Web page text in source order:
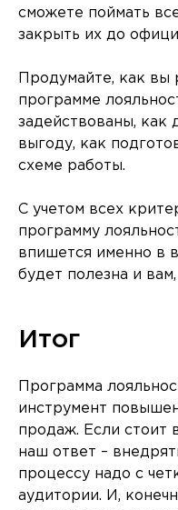
сможете поймать
закрыть их до
Продумайте, как вы
программе
задействованы, как
выгоду, как
схеме работы.
С учетом всех
программу
впишется именно в
будет полезна и
Итог
Программа
инструмент
продаж. Если стоит
наш ответ –
процессу надо с
аудитории. И,